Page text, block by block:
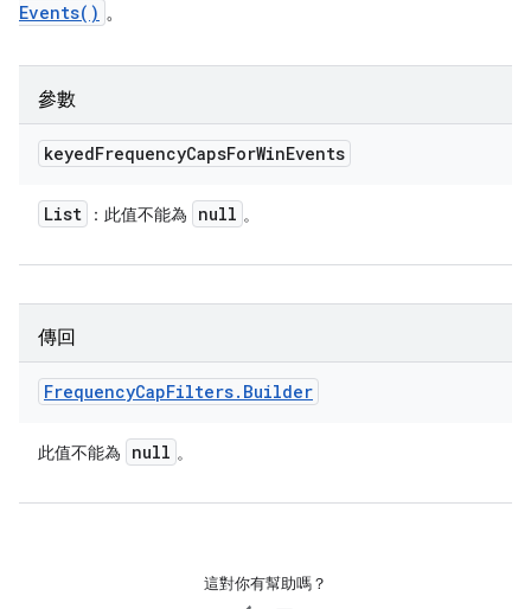
Events() 。
參數
keyedFrequencyCapsForWinEvents
List ：此值不能為 null 。
傳回
FrequencyCapFilters. Builder
此值不能為 null 。
這對你有幫助嗎？